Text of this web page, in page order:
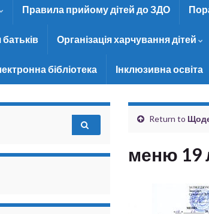
Правила прийому дітей до ЗДО
Організація харчування дітей
бібліотека Інклюзивна освіта
Return to
меню 19